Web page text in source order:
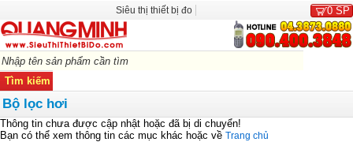
Siêu thị thiết bị đo 0 SP
Bộ lọc hơi
Thông tin chưa được cập nhật hoặc đã bị di chuyển!
Bạn có thể xem thông tin các mục khác hoặc về Trang chủ